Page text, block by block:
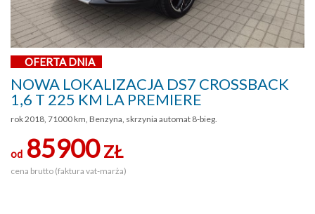
OFERTA DNIA
NOWA LOKALIZACJA DS7 CROSSBACK
1,6 T 225 KM LA PREMIERE
rok 2018, 71000 km, Benzyna, skrzynia automat 8-bieg.
od 85900ZŁ
cena brutto (faktura vat-marża)